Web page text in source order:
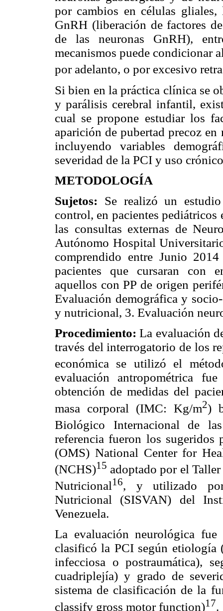
por cambios en células
GnRH (liberación de factores
de las neuronas GnRH),
mecanismos puede condicionar
por adelanto, o por excesivo
Si bien en la práctica clínica se
y parálisis cerebral infantil,
cual se propone estudiar los
aparición de pubertad precoz
incluyendo variables
severidad de la PCI y uso
METODOLOGÍA
Sujetos: Se realizó un
control, en pacientes
las consultas externas de
Autónomo Hospital
comprendido entre Junio
pacientes que cursaran con
aquellos con PP de origen
Evaluación demográfica y
y nutricional, 3. Evaluación
Procedimiento: La evaluación
través del interrogatorio de los
económica se utilizó el
evaluación antropométrica
obtención de medidas del
masa corporal (IMC: Kg/m2)
Biológico Internacional de
referencia fueron los
(OMS) National Center for
(NCHS)15 adoptado por el
Nutricional16, y utilizado
Nutricional (SISVAN) del
Venezuela.
La evaluación neurológica
clasificó la PCI según etiología
infecciosa o postraumática),
cuadriplejía) y grado de
sistema de clasificación de la
classify gross motor function)17.